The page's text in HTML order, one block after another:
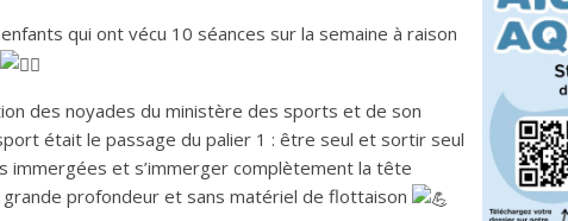
qui ont vécu 10 séances sur la semaine à raison
des noyades du ministère des sports et de son
était le passage du palier 1 : être seul et sortir seul
immergées et s’immerger complètement la tête
profondeur et sans matériel de flottaison